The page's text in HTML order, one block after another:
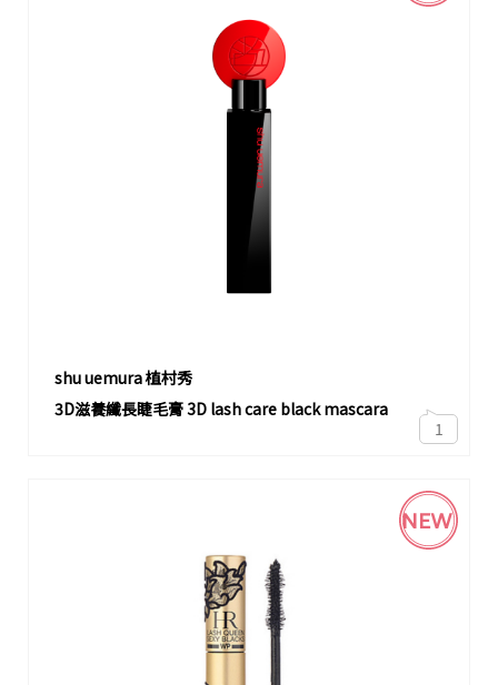
shu uemura 植村秀
3D滋養纖長睫毛膏 3D lash care black mascara
1
NEW